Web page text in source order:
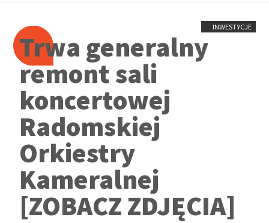
INWESTYCJE
Trwa generalny
remont sali
koncertowej
Radomskiej
Orkiestry
Kameralnej
[ZOBACZ ZDJĘCIA]